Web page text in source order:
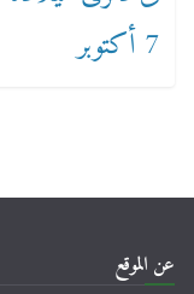
عن الموقع